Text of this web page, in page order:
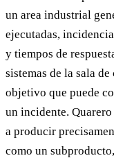
un area industrial
ejecutadas,
y tiempos de
sistemas de la sala
objetivo que puede
un incidente.
a producir
como un